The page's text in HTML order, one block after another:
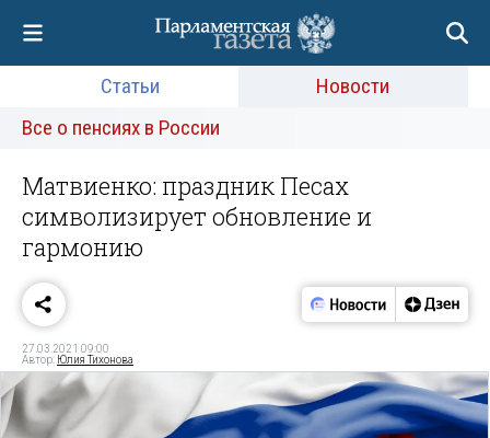
Статьи
Новости
Все о пенсиях в России
Матвиенко: праздник Песах
символизирует обновление и
гармонию
27.03.2021 09:00
Автор: Юлия Тихонова